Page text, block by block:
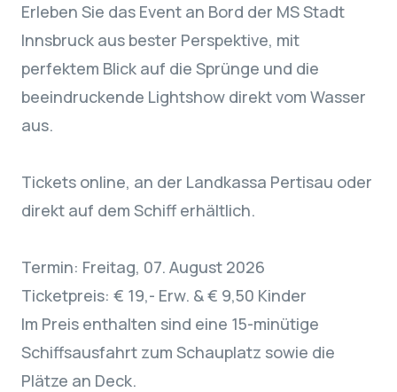
Erleben Sie das Event an Bord der MS Stadt
Innsbruck aus bester Perspektive, mit
perfektem Blick auf die Sprünge und die
beeindruckende Lightshow direkt vom Wasser
aus.
Tickets online, an der Landkassa Pertisau oder
direkt auf dem Schiff erhältlich.
Termin: Freitag, 07. August 2026
Ticketpreis: € 19,- Erw. & € 9,50 Kinder
Im Preis enthalten sind eine 15-minütige
Schiffsausfahrt zum Schauplatz sowie die
Plätze an Deck.